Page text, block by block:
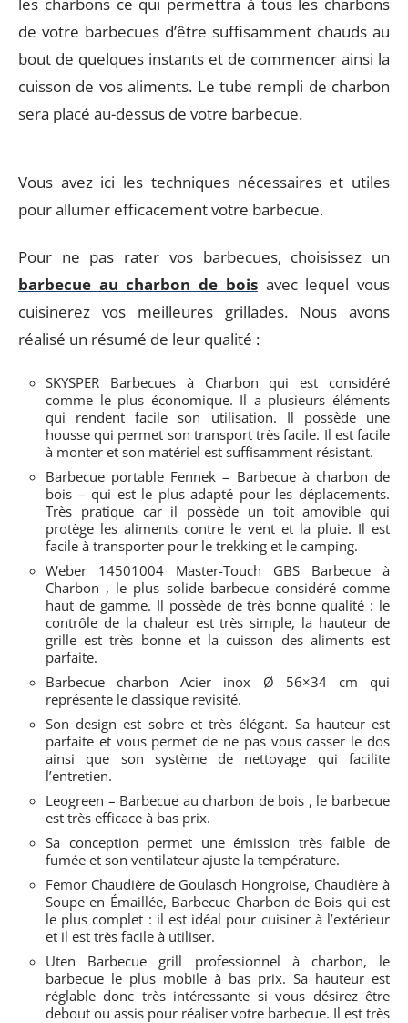
de votre barbecues d’être suffisamment chauds au
bout de quelques instants et de commencer ainsi la
cuisson de vos aliments. Le tube rempli de charbon
sera placé au-dessus de votre barbecue.
Vous avez ici les techniques nécessaires et utiles
pour allumer efficacement votre barbecue.
Pour ne pas rater vos barbecues, choisissez un
barbecue au charbon de boisavec lequel vous
cuisinerez vos meilleures grillades. Nous avons
réalisé un résumé de leur qualité :
SKYSPER Barbecues à Charbon qui est considéré
comme le plus économique. Il a plusieurs éléments
qui rendent facile son utilisation. Il possède une
housse qui permet son transport très facile. Il est facile
à monter et son matériel est suffisamment résistant.
Barbecue portable Fennek – Barbecue à charbon de
bois – qui est le plus adapté pour les déplacements.
Très pratique car il possède un toit amovible qui
protège les aliments contre le vent et la pluie. Il est
facile à transporter pour le trekking et le camping.
Weber 14501004 Master-Touch GBS Barbecue à
Charbon , le plus solide barbecue considéré comme
haut de gamme. Il possède de très bonne qualité : le
contrôle de la chaleur est très simple, la hauteur de
grille est très bonne et la cuisson des aliments est
parfaite.
Barbecue charbon Acier inox Ø 56×34 cm qui
représente le classique revisité.
Son design est sobre et très élégant. Sa hauteur est
parfaite et vous permet de ne pas vous casser le dos
ainsi que son système de nettoyage qui facilite
l’entretien.
Leogreen – Barbecue au charbon de bois , le barbecue
est très efficace à bas prix.
Sa conception permet une émission très faible de
fumée et son ventilateur ajuste la température.
Femor Chaudière de Goulasch Hongroise, Chaudière à
Soupe en Émaillée, Barbecue Charbon de Bois qui est
le plus complet : il est idéal pour cuisiner à l’extérieur
et il est très facile à utiliser.
Uten Barbecue grill professionnel à charbon, le
barbecue le plus mobile à bas prix. Sa hauteur est
réglable donc très intéressante si vous désirez être
debout ou assis pour réaliser votre barbecue. Il est très